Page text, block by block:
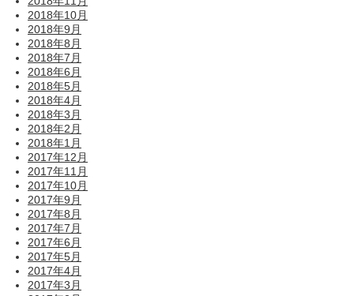
2018年10月
2018年9月
2018年8月
2018年7月
2018年6月
2018年5月
2018年4月
2018年3月
2018年2月
2018年1月
2017年12月
2017年11月
2017年10月
2017年9月
2017年8月
2017年7月
2017年6月
2017年5月
2017年4月
2017年3月